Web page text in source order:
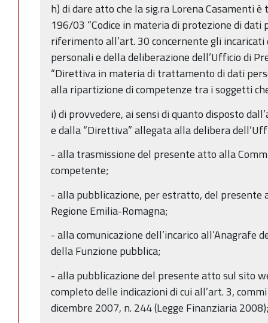
h) di dare atto che la sig.ra Lorena Casamenti
196/03 “Codice in materia di protezione di dati
riferimento all’art. 30 concernente gli
personali e della deliberazione dell’Ufficio di
“Direttiva in materia di trattamento di dati
alla ripartizione di competenze tra i soggetti
i) di provvedere, ai sensi di quanto disposto
e dalla “Direttiva” allegata alla delibera
- alla trasmissione del presente atto alla
competente;
- alla pubblicazione, per estratto, del
Regione Emilia-Romagna;
- alla comunicazione dell’incarico
della Funzione pubblica;
- alla pubblicazione del presente atto sul sito
completo delle indicazioni di cui all’art. 3,
dicembre 2007, n. 244 (Legge Finanziaria